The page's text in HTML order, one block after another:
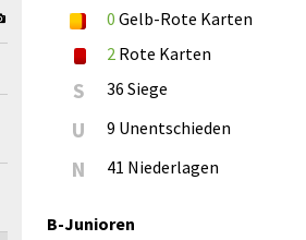
0 Gelb-Rote Karten
2 Rote Karten
S 36 Siege
U 9 Unentschieden
N 41 Niederlagen
B-Junioren